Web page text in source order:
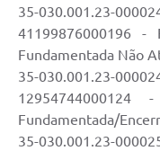
35-030.001.23-
41199876000196 -
Fundamentada Não
35-030.001.23-
Fundamentada/
35-030.001.23-